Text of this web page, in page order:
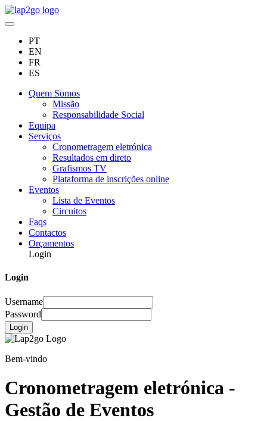
PT
EN
FR
ES
Quem Somos
Missão
Responsabilidade Social
Equipa
Serviços
Cronometragem eletrónica
Resultados em direto
Grafismos TV
Plataforma de inscrições online
Eventos
Lista de Eventos
Circuitos
Faqs
Contactos
Orçamentos
Login
Login
Username
Password
Login
Bem-vindo
Cronometragem eletrónica -
Gestão de Eventos